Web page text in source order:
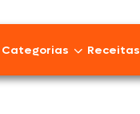
Categorias Receitas